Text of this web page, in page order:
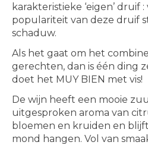
karakteristieke ‘eigen’ druif
populariteit van deze druif
schaduw.
Als het gaat om het
gerechten, dan is één ding
doet het MUY BIEN met vis!
De wijn heeft een mooie
uitgesproken aroma van
bloemen en kruiden en
mond hangen. Vol van